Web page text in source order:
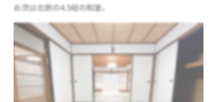
お次は北側の4.5帖の和室。